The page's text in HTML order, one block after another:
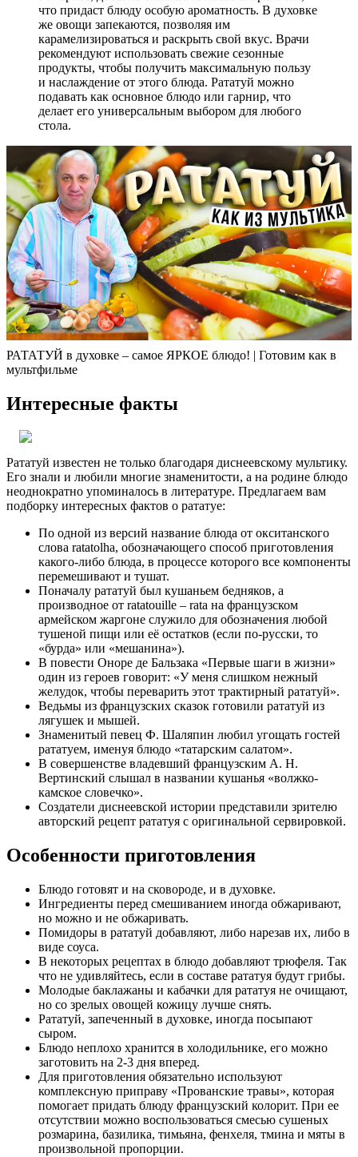
что придаст блюду особую ароматность. В духовке
же овощи запекаются, позволяя им
карамелизироваться и раскрыть свой вкус. Врачи
рекомендуют использовать свежие сезонные
продукты, чтобы получить максимальную пользу
и наслаждение от этого блюда. Рататуй можно
подавать как основное блюдо или гарнир, что
делает его универсальным выбором для любого
стола.
РАТАТУЙ в духовке – самое ЯРКОЕ блюдо! | Готовим как в
мультфильме
Интересные факты
Рататуй известен не только благодаря диснеевскому мультику.
Его знали и любили многие знаменитости, а на родине блюдо
неоднократно упоминалось в литературе. Предлагаем вам
подборку интересных фактов о рататуе:
По одной из версий название блюда от окситанского
слова ratatolha, обозначающего способ приготовления
какого-либо блюда, в процессе которого все компоненты
перемешивают и тушат.
Поначалу рататуй был кушаньем бедняков, а
производное от ratatouille – rata на французском
армейском жаргоне служило для обозначения любой
тушеной пищи или её остатков (если по-русски, то
«бурда» или «мешанина»).
В повести Оноре де Бальзака «Первые шаги в жизни»
один из героев говорит: «У меня слишком нежный
желудок, чтобы переварить этот трактирный рататуй».
Ведьмы из французских сказок готовили рататуй из
лягушек и мышей.
Знаменитый певец Ф. Шаляпин любил угощать гостей
рататуем, именуя блюдо «татарским салатом».
В совершенстве владевший французским А. Н.
Вертинский слышал в названии кушанья «волжко-
камское словечко».
Создатели диснеевской истории представили зрителю
авторский рецепт рататуя с оригинальной сервировкой.
Особенности приготовления
Блюдо готовят и на сковороде, и в духовке.
Ингредиенты перед смешиванием иногда обжаривают,
но можно и не обжаривать.
Помидоры в рататуй добавляют, либо нарезав их, либо в
виде соуса.
В некоторых рецептах в блюдо добавляют трюфеля. Так
что не удивляйтесь, если в составе рататуя будут грибы.
Молодые баклажаны и кабачки для рататуя не очищают,
но со зрелых овощей кожицу лучше снять.
Рататуй, запеченный в духовке, иногда посыпают
сыром.
Блюдо неплохо хранится в холодильнике, его можно
заготовить на 2-3 дня вперед.
Для приготовления обязательно используют
комплексную приправу «Прованские травы», которая
помогает придать блюду французский колорит. При ее
отсутствии можно воспользоваться смесью сушеных
розмарина, базилика, тимьяна, фенхеля, тмина и мяты в
произвольной пропорции.